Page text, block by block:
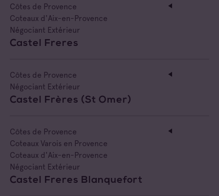
Côtes de Provence
Coteaux d'Aix-en-Provence
Négociant Extérieur
Castel Freres
Côtes de Provence
Négociant Extérieur
Castel Frères (st Omer)
Côtes de Provence
Coteaux Varois en Provence
Coteaux d'Aix-en-Provence
Négociant Extérieur
Castel Freres Blanquefort